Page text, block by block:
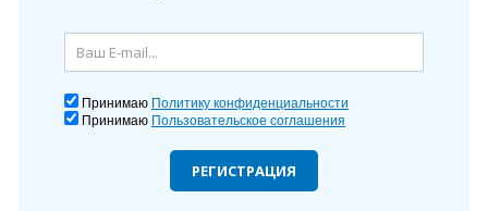
Принимаю Политику конфиденциальности
Принимаю Пользовательское соглашения
РЕГИСТРАЦИЯ